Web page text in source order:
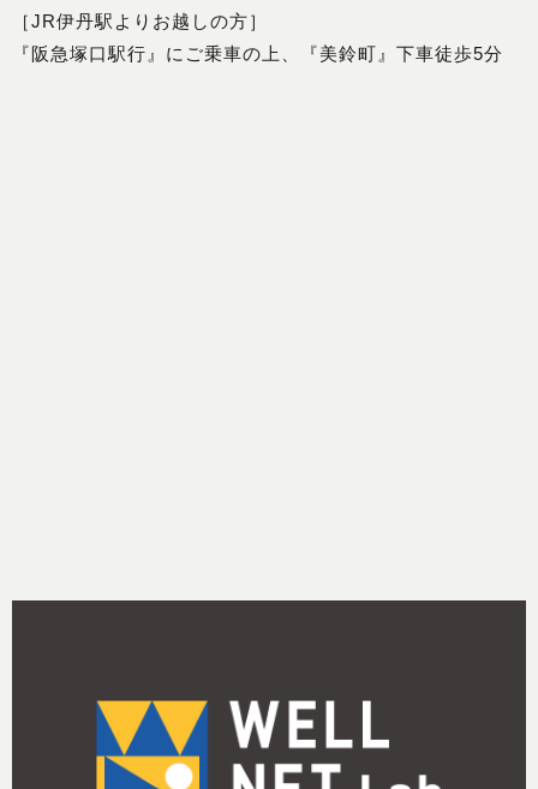
［JR伊丹駅よりお越しの方］
『阪急塚口駅行』にご乗車の上、『美鈴町』下車徒歩5分